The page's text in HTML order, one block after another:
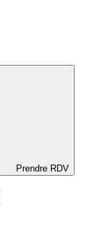
Prendre RDV